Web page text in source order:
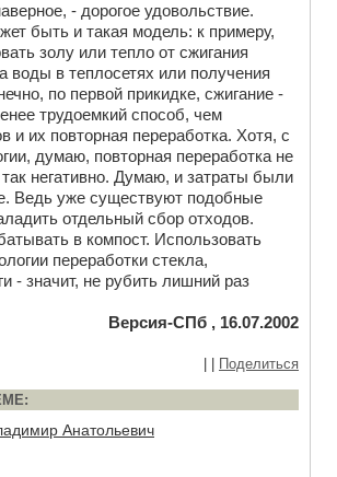
- дорогое удовольствие.
быть и такая модель: к примеру,
золу или тепло от сжигания
воды в теплосетях или получения
по первой прикидке, сжигание -
трудоемкий способ, чем
и их повторная переработка. Хотя, с
думаю, повторная переработка не
негативно. Думаю, и затраты были
Ведь уже существуют подобные
отдельный сбор отходов.
в компост. Использовать
переработки стекла,
- значит, не рубить лишний раз
Версия-СПб , 16.07.2002
Поделиться
Анатольевич